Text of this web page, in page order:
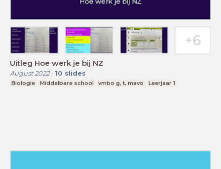
Uitleg Hoe werk je bij NZ
August 2022- 10 slides
Biologie Middelbare school vmbo g, t, mavo Leerjaar 1